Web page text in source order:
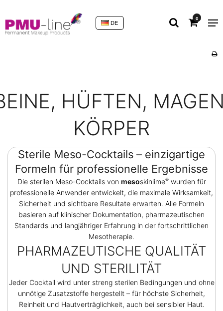
0
DE
HÜFTEN,
KÖRPER
Sterile Meso-Cocktails – einzigartige
Formeln für professionelle Ergebnisse
Die sterilen Meso-Cocktails von mesoskinlime®wurden für
professionelle Anwender entwickelt, die maximale Wirksamkeit,
Sicherheit und sichtbare Resultate erwarten. Alle Formeln
basieren auf klinischer Dokumentation, pharmazeutischen
Standards und langjähriger Erfahrung in der fortschrittlichen
Mesotherapie.
PHARMAZEUTISCHE QUALITÄT
UND STERILITÄT
Jeder Cocktail wird unter streng sterilen Bedingungen und ohne
unnötige Zusatzstoffe hergestellt – für höchste Sicherheit,
Reinheit und Hautverträglichkeit, auch bei sensibler Haut.